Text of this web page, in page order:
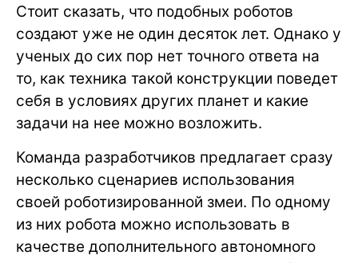
Стоит сказать, что подобных роботов
создают уже не один десяток лет. Однако у
ученых до сих пор нет точного ответа на
то, как техника такой конструкции поведет
себя в условиях других планет и какие
задачи на нее можно возложить.
Команда разработчиков предлагает сразу
несколько сценариев использования
своей роботизированной змеи. По одному
из них робота можно использовать в
качестве дополнительного автономного